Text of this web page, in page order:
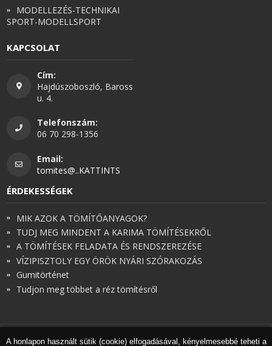
MODELLEZÉS-TECHNIKAI
SPORT-MODELLSPORT
KAPCSOLAT
Cím:
Hajdúszoboszló, Baross
u. 4.
Telefonszám:
06 70 298-1356
Email:
tomites@..KATTINTS
ÉRDEKESSÉGEK
MIK AZOK A TÖMÍTŐANYAGOK?
TUDJ MEG MINDENT A KARIMA TÖMÍTÉSEKRŐL
A TÖMÍTÉSEK FELADATA ÉS RENDSZEREZÉSE
VÍZIPISZTOLY EGY ÖRÖK NYÁRI SZÓRAKOZÁS
Gumitörténet
Tudjon meg többet a réz tömítésről
A honlapon használt sütik (cookie) elfogadásával, kényelmesebbé teheti a